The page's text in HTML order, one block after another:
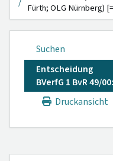
Fürth; OLG Nürnberg)
Suchen
Entscheidung
BVerfG 1 BvR 49/00:
Druckansicht